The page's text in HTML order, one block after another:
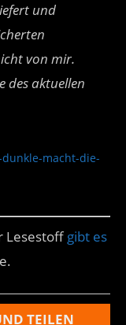
und
von mir.
des aktuellen
macht-die-
Lesestoff gibt es
TEILEN